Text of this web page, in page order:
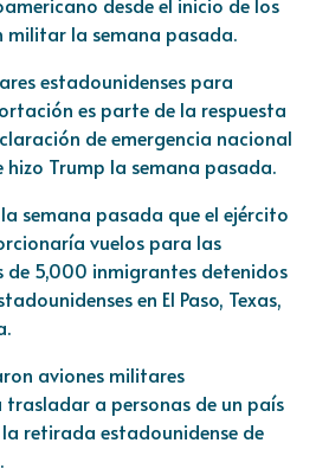
militar la semana pasada.
estadounidenses para
es parte de la respuesta
de emergencia nacional
Trump la semana pasada.
semana pasada que el ejército
vuelos para las
de 5,000 inmigrantes detenidos
en El Paso, Texas,
aviones militares
a personas de un país
retirada estadounidense de